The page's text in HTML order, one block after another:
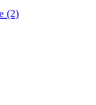
(2)